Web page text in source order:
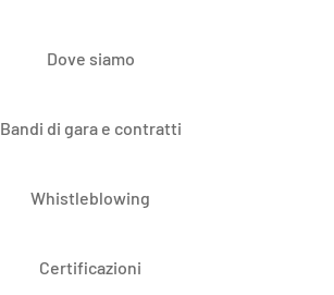
Dove siamo
Bandi di gara e contratti
Whistleblowing
Certificazioni